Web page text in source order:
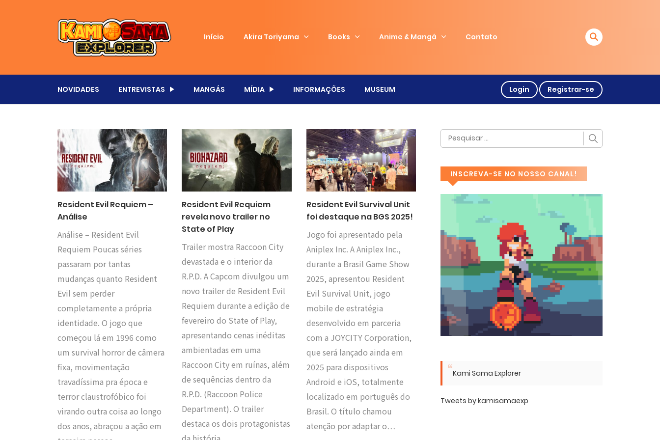
Início Akira Toriyama Books Anime & Mangá Contato
NOVIDADES ENTREVISTAS MANGÁS MÍDIA INFORMAÇÕES MUSEUM Login Registrar-se
Resident Evil Requiem –
Análise
Análise – Resident Evil
Requiem Poucas séries
passaram por tantas
mudanças quanto Resident
Evil sem perder
completamente a própria
identidade. O jogo que
começou lá em 1996 como
um survival horror de câmera
fixa, movimentação
travadíssima pra época e
terror claustrofóbico foi
virando outra coisa ao longo
dos anos, abraçou a ação em
Resident Evil Requiem
revela novo trailer no
State of Play
Trailer mostra Raccoon City
devastada e o interior da
R.P.D. A Capcom divulgou um
novo trailer de Resident Evil
Requiem durante a edição de
fevereiro do State of Play,
apresentando cenas inéditas
ambientadas em uma
Raccoon City em ruínas, além
de sequências dentro da
R.P.D. (Raccoon Police
Department). O trailer
destaca os dois protagonistas
Resident Evil Survival Unit
foi destaque na BGS 2025!
Jogo foi apresentado pela
Aniplex Inc. A Aniplex Inc.,
durante a Brasil Game Show
2025, apresentou Resident
Evil Survival Unit, jogo
mobile de estratégia
desenvolvido em parceria
com a JOYCITY Corporation,
que será lançado ainda em
2025 para dispositivos
Android e iOS, totalmente
localizado em português do
Brasil. O título chamou
atenção por adaptar o…
INSCREVA-SE NO NOSSO CANAL!
Kami Sama Explorer
Tweets by kamisamaexp